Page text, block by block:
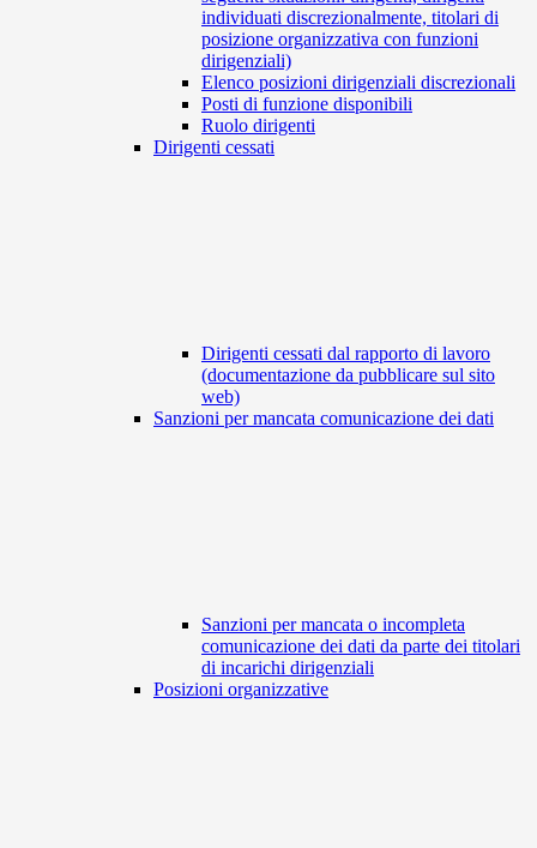
individuati discrezionalmente, titolari di
posizione organizzativa con funzioni
dirigenziali)
Elenco posizioni dirigenziali discrezionali
Posti di funzione disponibili
Ruolo dirigenti
Dirigenti cessati
Dirigenti cessati dal rapporto di lavoro
(documentazione da pubblicare sul sito
web)
Sanzioni per mancata comunicazione dei dati
Sanzioni per mancata o incompleta
comunicazione dei dati da parte dei titolari
di incarichi dirigenziali
Posizioni organizzative